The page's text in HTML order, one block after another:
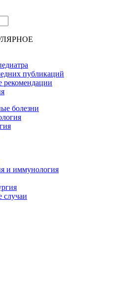
публикаций
рекомендации
болезни
и иммунология
случаи